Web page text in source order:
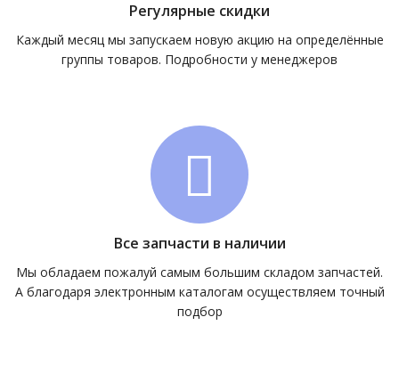
Регулярные скидки
Каждый месяц мы запускаем новую акцию на определённые
группы товаров. Подробности у менеджеров
Все запчасти в наличии
Мы обладаем пожалуй самым большим складом запчастей.
А благодаря электронным каталогам осуществляем точный
подбор